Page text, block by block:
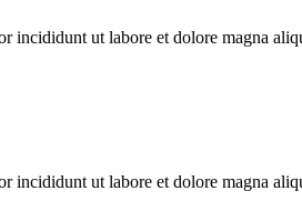
incididunt ut labore et dolore magna
incididunt ut labore et dolore magna